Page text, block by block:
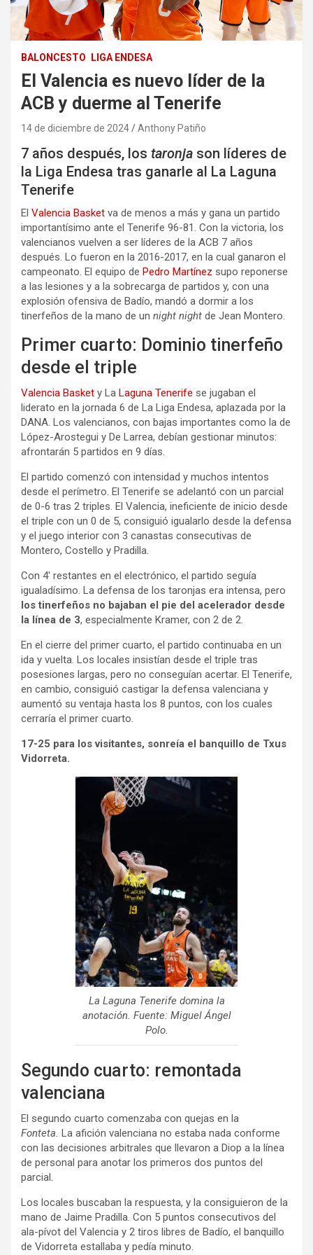
BALONCESTO LIGA ENDESA
El Valencia es nuevo líder de la
ACB y duerme al Tenerife
14 de diciembre de 2024 Anthony Patiño
7 años después, los taronja son líderes de
la Liga Endesa tras ganarle al La Laguna
Tenerife
El Valencia Basket va de menos a más y gana un partido
importantísimo ante el Tenerife 96-81. Con la victoria, los
valencianos vuelven a ser líderes de la ACB 7 años
después. Lo fueron en la 2016-2017, en la cual ganaron el
campeonato. El equipo de Pedro Martínez supo reponerse
a las lesiones y a la sobrecarga de partidos y, con una
explosión ofensiva de Badío, mandó a dormir a los
tinerfeños de la mano de un night night de Jean Montero.
Primer cuarto: Dominio tinerfeño
desde el triple
Valencia Basket y La Laguna Tenerife se jugaban el
liderato en la jornada 6 de La Liga Endesa, aplazada por la
DANA. Los valencianos, con bajas importantes como la de
López-Arostegui y De Larrea, debían gestionar minutos:
afrontarán 5 partidos en 9 días.
El partido comenzó con intensidad y muchos intentos
desde el perímetro. El Tenerife se adelantó con un parcial
de 0-6 tras 2 triples. El Valencia, ineficiente de inicio desde
el triple con un 0 de 5, consiguió igualarlo desde la defensa
y el juego interior con 3 canastas consecutivas de
Montero, Costello y Pradilla.
Con 4′ restantes en el electrónico, el partido seguía
igualadísimo. La defensa de los taronjas era intensa, pero
los tinerfeños no bajaban el pie del acelerador desde
la línea de 3, especialmente Kramer, con 2 de 2.
En el cierre del primer cuarto, el partido continuaba en un
ida y vuelta. Los locales insistían desde el triple tras
posesiones largas, pero no conseguían acertar. El Tenerife,
en cambio, consiguió castigar la defensa valenciana y
aumentó su ventaja hasta los 8 puntos, con los cuales
cerraría el primer cuarto.
17-25 para los visitantes, sonreía el banquillo de Txus
Vidorreta.
La Laguna Tenerife domina la
anotación. Fuente: Miguel Ángel
Polo.
Segundo cuarto: remontada
valenciana
El segundo cuarto comenzaba con quejas en la
Fonteta. La afición valenciana no estaba nada conforme
con las decisiones arbitrales que llevaron a Diop a la línea
de personal para anotar los primeros dos puntos del
parcial.
Los locales buscaban la respuesta, y la consiguieron de la
mano de Jaime Pradilla. Con 5 puntos consecutivos del
ala-pívot del Valencia y 2 tiros libres de Badío, el banquillo
de Vidorreta estallaba y pedía minuto.